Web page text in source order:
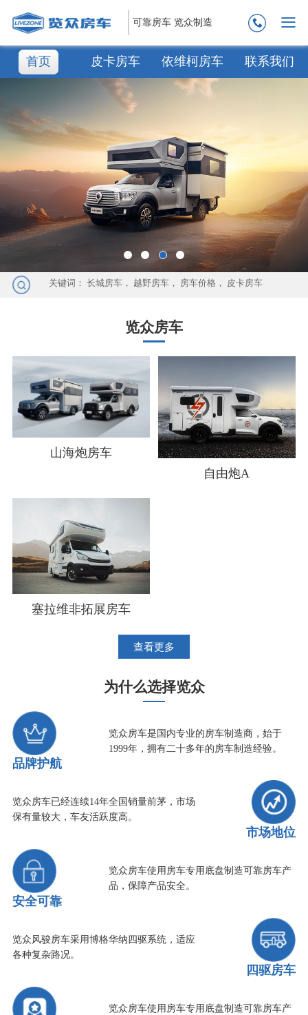
可靠房车 览众制造
首页 皮卡房车 依维柯房车 联系我们
关键词： 长城房车， 越野房车， 房车价格 ， 皮卡房车
览众房车
山海炮房车
自由炮A
塞拉维非拓展房车
查看更多
为什么选择览众
品牌护航
览众房车是国内专业的房车制造商，始于
1999年，拥有二十多年的房车制造经验。
览众房车已经连续14年全国销量前茅，市场
保有量较大，车友活跃度高。
市场地位
安全可靠
览众房车使用房车专用底盘制造可靠房车产
品，保障产品安全。
览众风骏房车采用博格华纳四驱系统，适应
各种复杂路况。
四驱房车
览众房车使用房车专用底盘制造可靠房车产